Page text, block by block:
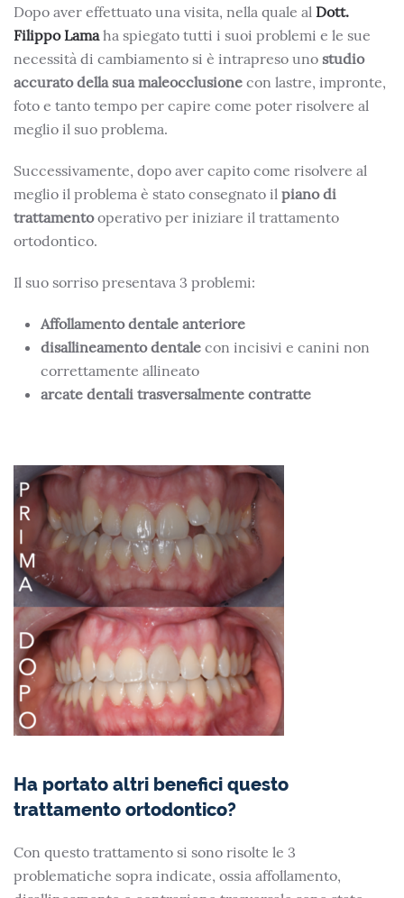
Dopo aver effettuato una visita, nella quale al Dott.
Filippo Lamaha spiegato tutti i suoi problemi e le sue
necessità di cambiamento si è intrapreso uno studio
accurato della sua maleocclusione con lastre, impronte,
foto e tanto tempo per capire come poter risolvere al
meglio il suo problema.
Successivamente, dopo aver capito come risolvere al
meglio il problema è stato consegnato il piano di
trattamentooperativo per iniziare il trattamento
ortodontico.
Il suo sorriso presentava 3 problemi:
Affollamento dentale anteriore
disallineamento dentale con incisivi e canini non
correttamente allineato
arcate dentali trasversalmente contratte
Ha portato altri benefici questo
trattamento ortodontico?
Con questo trattamento si sono risolte le 3
problematiche sopra indicate, ossia affollamento,